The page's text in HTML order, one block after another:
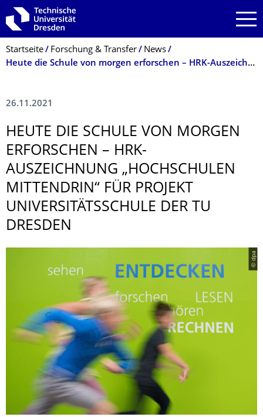
Zur Hauptnavigation springen
Zur Suche springen
Zum Inhalt springen
Breadcrumb-Menü
Startseite Forschung & Transfer
News
Heute die Schule von morgen erforschen – HRK-Auszeichnung „Hochschulen mittendrin“ für Projekt Universitätsschule der TU Dresden
26.11.2021
HEUTE DIE SCHULE VON MORGEN
ERFORSCHEN – HRK-
AUSZEICHNUNG „HOCHSCHULEN
MITTENDRIN“ FÜR PROJEKT
UNIVERSITÄTS­SCHULE DER TU
DRESDEN
© dpa